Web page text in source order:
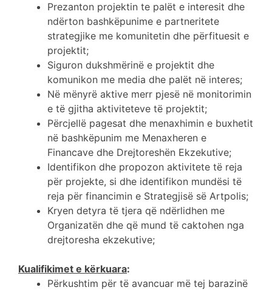
Prezanton projektin te palët e interesit dhe
ndërton bashkëpunime e partneritete
strategjike me komunitetin dhe përfituesit e
projektit;
Siguron dukshmërinë e projektit dhe
komunikon me media dhe palët në interes;
Në mënyrë aktive merr pjesë në monitorimin
e të gjitha aktiviteteve të projektit;
Përcjellë pagesat dhe menaxhimin e buxhetit
në bashkëpunim me Menaxheren e
Financave dhe Drejtoreshën Ekzekutive;
Identifikon dhe propozon aktivitete të reja
për projekte, si dhe identifikon mundësi të
reja për financimin e Strategjisë së Artpolis;
Kryen detyra të tjera që ndërlidhen me
Organizatën dhe që mund të caktohen nga
drejtoresha ekzekutive;
Kualifikimet e kërkuara:
Përkushtim për të avancuar më tej barazinë